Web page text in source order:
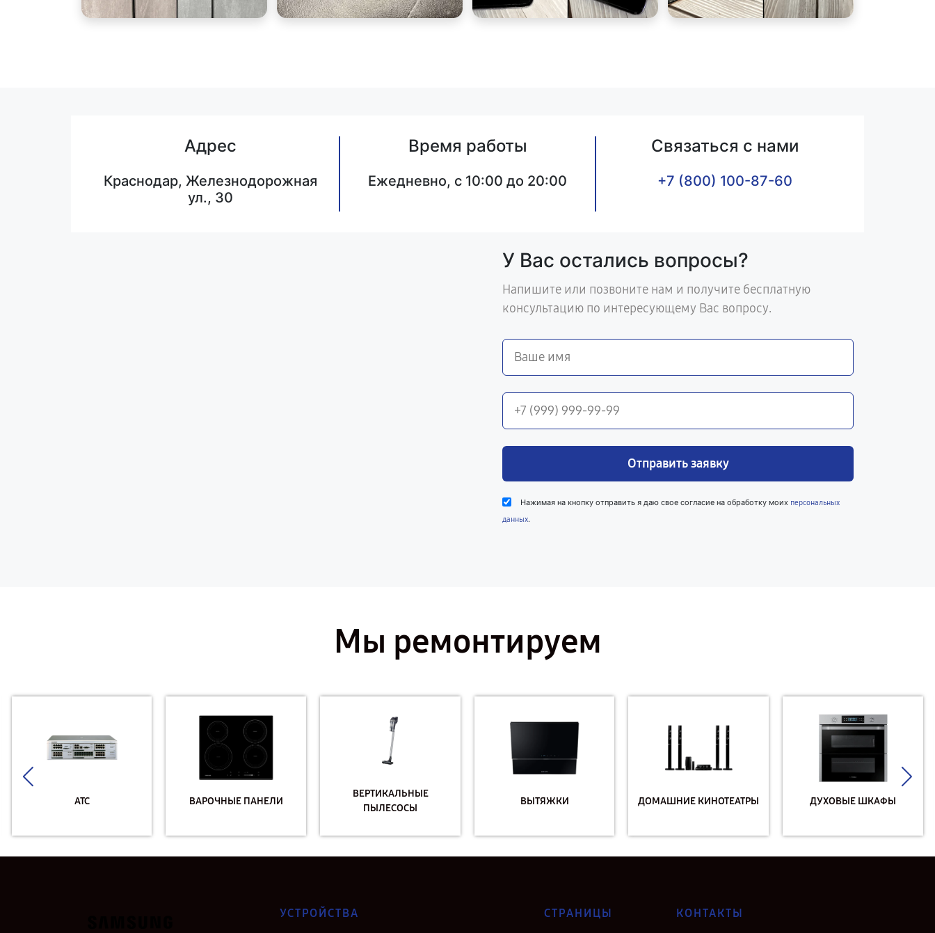
Адрес
Краснодар, Железнодорожная
ул., 30
Время работы
Ежедневно, с 10:00 до 20:00
Связаться с нами
+7 (800) 100-87-60
У Вас остались вопросы?
Напишите или позвоните нам и получите бесплатную
консультацию по интересующему Вас вопросу.
Отправить заявку
Нажимая на кнопку отправить я даю свое согласие на обработку моих персональных
данных.
Мы ремонтируем
АТС ВАРОЧНЫЕ ПАНЕЛИ
ВЕРТИКАЛЬНЫЕ
ПЫЛЕСОСЫ
ВЫТЯЖКИ ДОМАШНИЕ КИНОТЕАТРЫ ДУХОВЫЕ ШКАФЫ
УСТРОЙСТВА СТРАНИЦЫ КОНТАКТЫ